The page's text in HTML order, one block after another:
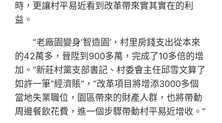
時，更讓村平易近看到改革帶來實其實在的利
益。
“老廠園變身‘智造園’，村里房錢支出從本來
的42萬多，晉陞到900多萬，完成了10多倍的增
加。”新莊村黨支部書記、村委會主任邱雪文算了
如許一筆“經濟賬”，“改革項目將增添3000多個
當地失業職位，園區帶來的財產人群，也將帶動
周邊餐飲花費，進一個步驟帶動村平易近增收。”